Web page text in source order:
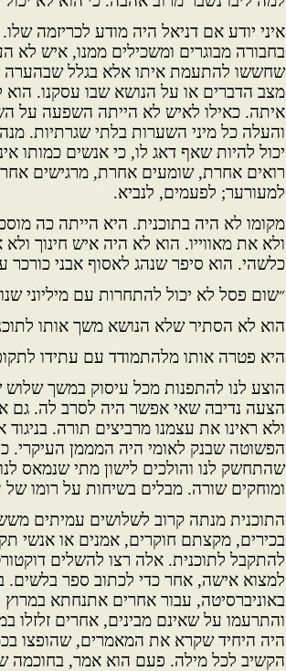
איני יודע אם דניאל היה מודע לכריזמה
בחבורה מבוגרים ומשכילים ממנו, איש לא
שחששו להתעמת איתו אלא בגלל שבהערה
מצב הדברים או על הנושא שבו עסקנו.
איתה. כאילו לאיש לא הייתה השפעה על
והעלה כל מיני השערות בלתי שגרתיות.
יכול להיות שאף דאג לו, כי אנשים כמותו
רואים אחרת, שומעים אחרת, מרגישים
למעורער; לפעמים, לנביא.
מקומו לא היה בתוכנית. היא הייתה כה
ולא את מאווייו. הוא לא היה איש חינוך
כלשהי. הוא סיפר שנהג לאסוף אבני כורכר
״שום פסל לא יכול להתחרות עם מיליוני
הוא לא הסתיר שלא הנושא משך אותו
היא פטרה אותו מלהתמודד עם עתידו
הוצע לנו להתפנות מכל עיסוק במשך שלוש
הצעה נדיבה שאי אפשר היה לסרב לה. גם
ולא ראינו את עצמנו מרביצים תורה. בניגוד
הפשוטה שבנק לאומי היה המממן העיקרי.
שהתחשק לנו והולכים לישון מתי שנמאס
ומוחקים שורה. מבלים בשיחות על רומו של
התוכנית מנתה קרוב לשלושים עמיתים
בכירים, מקצתם חוקרים, אמנים או אנשי
להתקבל לתוכנית. אלה רצו להשלים
למצוא אישה, אחר כדי לכתוב ספר בלשים.
באוניברסיטה, עבור אחרים אתנחתא
והתרעמו על שאינם מבינים, אחרים זלזלו
היה היחיד שקרא את המאמרים, שהופצו
הקשיב לכל מילה. פעם הוא אמר, בחוכמה